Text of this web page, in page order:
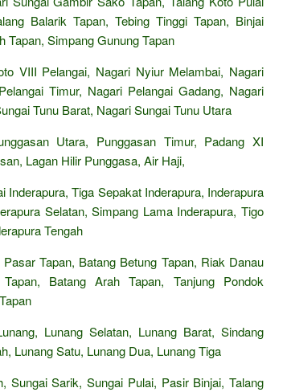
Balarik Tapan, Tebing Tinggi Tapan, Binjai
Tapan, Simpang Gunung Tapan
VIII Pelangai, Nagari Nyiur Melambai, Nagari
Timur, Nagari Pelangai Gadang, Nagari
Tunu Barat, Nagari Sungai Tunu Utara
Utara, Punggasan Timur, Padang XI
Lagan Hilir Punggasa, Air Haji,
Tiga Sepakat Inderapura, Inderapura
Selatan, Simpang Lama Inderapura, Tigo
Tengah
Tapan, Batang Betung Tapan, Riak Danau
Batang Arah Tapan, Tanjung Pondok
Lunang Selatan, Lunang Barat, Sindang
Lunang Satu, Lunang Dua, Lunang Tiga
Sungai Sarik, Sungai Pulai, Pasir Binjai, Talang